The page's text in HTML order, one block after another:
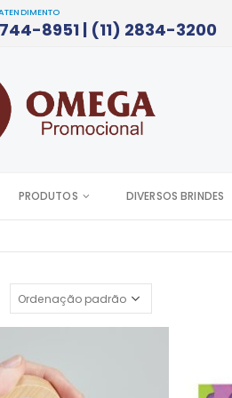
8951 | (11) 2834-3200
PRODUTOS DIVERSOS BRINDES